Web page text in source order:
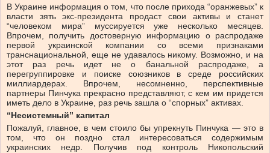
В Украине информация о том, что после прихода “оранжевых” к
власти зять экс-президента продаст свои активы и станет
“человеком мира” муссируется уже несколько месяцев.
Впрочем, получить достоверную информацию о распродаже
первой украинской компании со всеми признаками
транснациональной, еще не удавалось никому. Возможно, и на
этот раз речь идет не о банальной распродаже, а
перегруппировке и поиске союзников в среде российских
миллиардерах. Впрочем, несомненно, перспективные
партнеры Пинчука прекрасно представляют, с кем им придется
иметь дело в Украине, раз речь зашла о “спорных” активах.
“Несистемный” капитал
Пожалуй, главное, в чем стоило бы упрекнуть Пинчука — это в
том, что он поздно стал интересоваться содержимым
украинских недр. Получив под контроль Никопольский